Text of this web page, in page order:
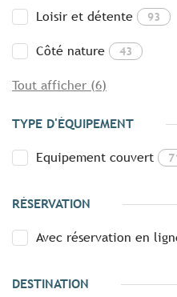
Loisir et détente 93
Côté nature 43
Tout afficher (6)
TYPE D'ÉQUIPEMENT
Equipement couvert
RÉSERVATION
Avec réservation en
DESTINATION